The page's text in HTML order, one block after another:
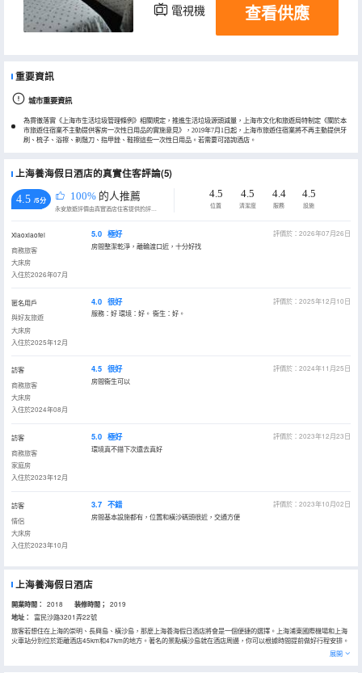
電視機 查看供應
重要資訊
城市重要資訊
為貫徹落實《上海市生活垃圾管理條例》相關規定，推進生活垃圾源頭減量，上海市文化和旅遊局特制定《關於本
市旅遊住宿業不主動提供客房一次性日用品的實施意見》，2019年7月1日起，上海市旅遊住宿業將不再主動提供牙
刷、梳子、浴擦、剃鬚刀、指甲銼、鞋擦這些一次性日用品。若需要可諮詢酒店。
上海養海假日酒店的真實住客評論(5)
4.5 /5分 100% 的人推薦
永安旅遊評價由真實酒店住客提供的評價。
4.5
位置
4.5
清潔度
4.4
服務
4.5
設施
Xiaoxiaofei
商務旅客
大床房
入住於2026年07月
5.0 極好
評價於：2026年07月26日
房間整潔乾淨，離輪渡口近，十分好找
匿名用戶
與好友旅遊
大床房
入住於2025年12月
4.0 很好
評價於：2025年12月10日
服務：好 環境：好。 衞生：好。
訪客
商務旅客
大床房
入住於2024年08月
4.5 很好
評價於：2024年11月25日
房間衞生可以
訪客
商務旅客
家庭房
入住於2023年12月
5.0 極好
評價於：2023年12月23日
環境真不錯下次還去真好
訪客
情侶
大床房
入住於2023年10月
3.7 不錯
評價於：2023年10月02日
房間基本設施都有，位置和橫沙碼頭很近，交通方便
上海養海假日酒店
開業時間： 2018 装修時間； 2019
地址：
富民沙路3201弄22號
旅客若想住在上海的崇明、長興島、橫沙島，那麼上海養海假日酒店將會是一個便捷的選擇。上海浦東國際機場和上海
火車站分別位於距離酒店45km和47km的地方。著名的景點橫沙島就在酒店周邊，你可以根據時間提前做好行程安排。
展開